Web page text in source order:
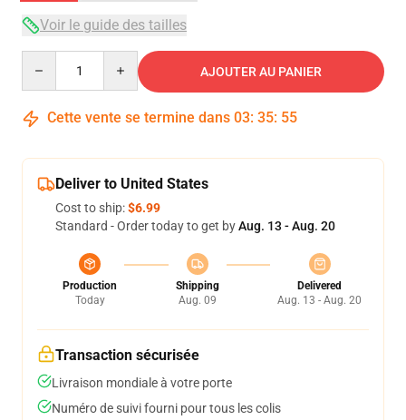
Voir le guide des tailles
AJOUTER AU PANIER
Cette vente se termine dans 03: 35: 54
Deliver to United States
Cost to ship:$6.99
Standard - Order today to get byAug. 13 - Aug. 20
Production
Today
Shipping
Aug. 09
Delivered
Aug. 13 - Aug. 20
Transaction sécurisée
Livraison mondiale à votre porte
Numéro de suivi fourni pour tous les colis